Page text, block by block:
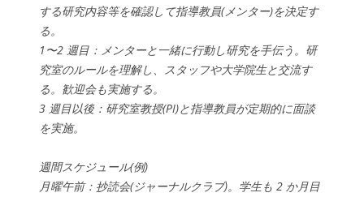
する研究内容等を確認して指導教員(メンター)を決定す
る。
1〜2 週目：メンターと一緒に行動し研究を手伝う。研
究室のルールを理解し、スタッフや大学院生と交流す
る。歓迎会も実施する。
3 週目以後：研究室教授(PI)と指導教員が定期的に面談
を実施。
週間スケジュール(例)
月曜午前：抄読会(ジャーナルクラブ)。学生も 2 か月目